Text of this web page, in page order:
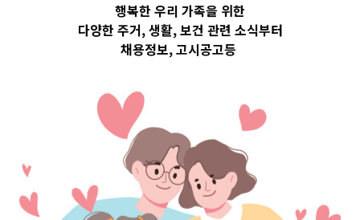
경기도양주시
Top 3 및 주간
소식 –
20230504
행복한 우리 가족을 위한
다양한 주거, 생활, 보건 관련 소식부터
채용정보, 고시공고등